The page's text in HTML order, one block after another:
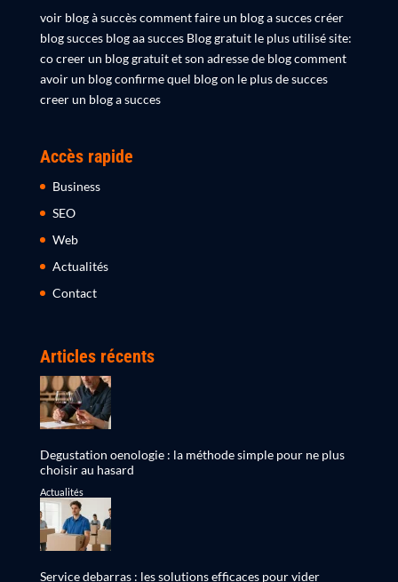
voir blog à succès comment faire un blog a succes créer
blog succes blog aa succes Blog gratuit le plus utilisé site:
co creer un blog gratuit et son adresse de blog comment
avoir un blog confirme quel blog on le plus de succes
creer un blog a succes
Accès rapide
Business
SEO
Web
Actualités
Contact
Articles récents
Degustation oenologie : la méthode simple pour ne plus
choisir au hasard
Actualités
Service debarras : les solutions efficaces pour vider